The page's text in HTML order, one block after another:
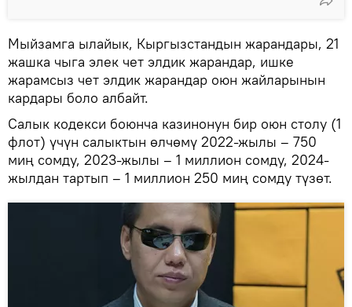
Мыйзамга ылайык, Кыргызстандын жарандары, 21
жашка чыга элек чет элдик жарандар, ишке
жарамсыз чет элдик жарандар оюн жайларынын
кардары боло албайт.
Салык кодекси боюнча казинонун бир оюн столу (1
флот) үчүн салыктын өлчөмү 2022-жылы – 750
миң сомду, 2023-жылы – 1 миллион сомду, 2024-
жылдан тартып – 1 миллион 250 миң сомду түзөт.